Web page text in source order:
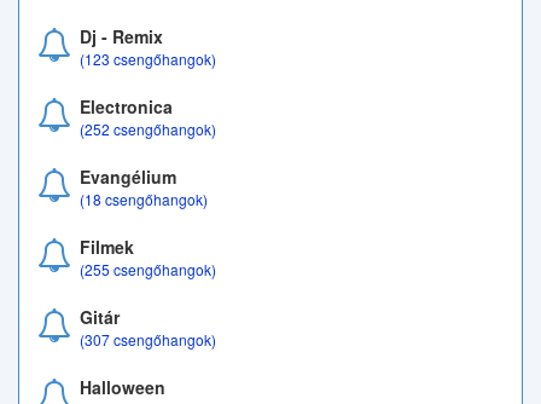
Dj - Remix
(123 csengőhangok)
Electronica
(252 csengőhangok)
Evangélium
(18 csengőhangok)
Filmek
(255 csengőhangok)
Gitár
(307 csengőhangok)
Halloween